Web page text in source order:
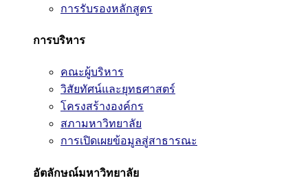
การรับรองหลักสูตร
การบริหาร
คณะผู้บริหาร
วิสัยทัศน์และยุทธศาสตร์
โครงสร้างองค์กร
สภามหาวิทยาลัย
การเปิดเผยข้อมูลสู่สาธารณะ
อัตลักษณ์มหาวิทยาลัย